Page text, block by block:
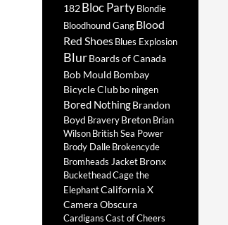
182 Bloc PartyBlondie
Bloodhound GangBlood
Red ShoesBlues Explosion
BlurBoards of Canada
Bob Mould Bombay
Bicycle Clubbo ningen
Bored NothingBrandon
Boyd BraveryBreton Brian
WilsonBritish Sea Power
Brody DalleBrokencyde
Bromheads JacketBronx
BucketheadCage the
ElephantCalifornia X
Camera Obscura
CardigansCast of Cheers